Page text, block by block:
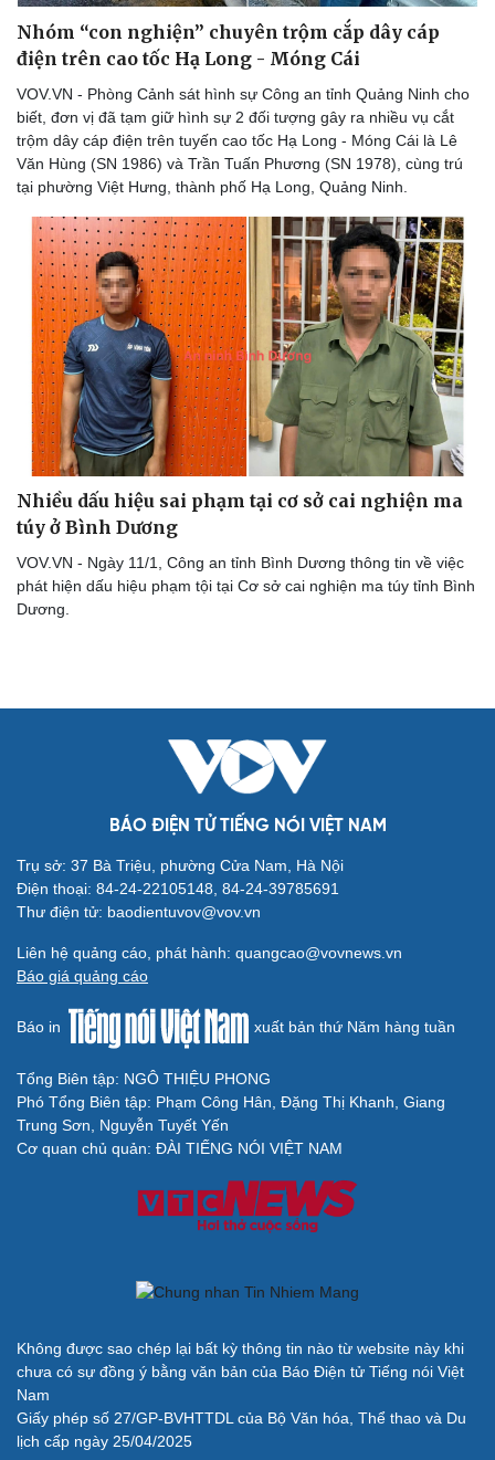
Du lịch
Tư vấn
Săn Tour
check-in
Podcast
Câu chuyện thời sự
Đọc truyện đêm khuya
Cửa sổ tình yêu
Kể chuyện cho bé
Hạt giống tâm hồn
Nhóm “con nghiện” chuyên trộm cắp dây cáp
điện trên cao tốc Hạ Long - Móng Cái
VOV.VN - Phòng Cảnh sát hình sự Công an tỉnh Quảng Ninh cho
biết, đơn vị đã tạm giữ hình sự 2 đối tượng gây ra nhiều vụ cắt
trộm dây cáp điện trên tuyến cao tốc Hạ Long - Móng Cái là Lê
Văn Hùng (SN 1986) và Trần Tuấn Phương (SN 1978), cùng trú
tại phường Việt Hưng, thành phố Hạ Long, Quảng Ninh.
Nhiều dấu hiệu sai phạm tại cơ sở cai nghiện ma
túy ở Bình Dương
VOV.VN - Ngày 11/1, Công an tỉnh Bình Dương thông tin về việc
phát hiện dấu hiệu phạm tội tại Cơ sở cai nghiện ma túy tỉnh Bình
Dương.
BÁO ĐIỆN TỬ TIẾNG NÓI VIỆT NAM
Trụ sở: 37 Bà Triệu, phường Cửa Nam, Hà Nội
Điện thoại: 84-24-22105148, 84-24-39785691
Thư điện tử: baodientuvov@vov.vn
Liên hệ quảng cáo, phát hành: quangcao@vovnews.vn
Báo giá quảng cáo
Báo in xuất bản thứ Năm hàng tuần
Tổng Biên tập: NGÔ THIỆU PHONG
Phó Tổng Biên tập: Phạm Công Hân, Đặng Thị Khanh, Giang
Trung Sơn, Nguyễn Tuyết Yến
Cơ quan chủ quản: ĐÀI TIẾNG NÓI VIỆT NAM
Không được sao chép lại bất kỳ thông tin nào từ website này khi
chưa có sự đồng ý bằng văn bản của Báo Điện tử Tiếng nói Việt
Nam
Giấy phép số 27/GP-BVHTTDL của Bộ Văn hóa, Thể thao và Du
lịch cấp ngày 25/04/2025